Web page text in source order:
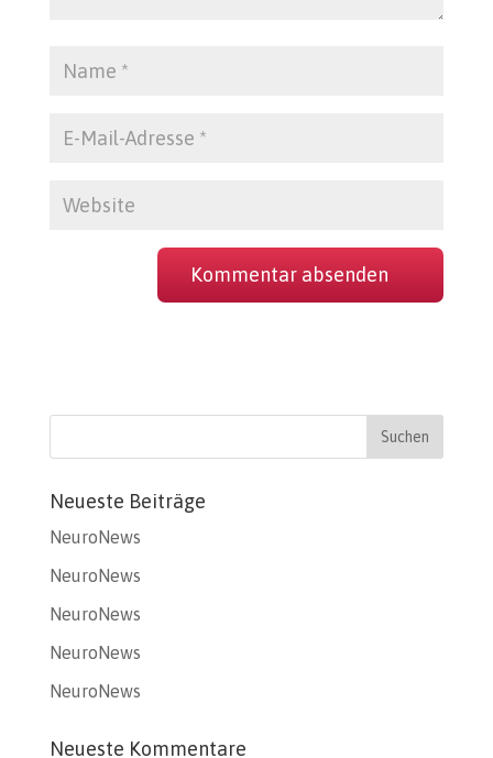
Neueste Beiträge
NeuroNews
NeuroNews
NeuroNews
NeuroNews
NeuroNews
Neueste Kommentare